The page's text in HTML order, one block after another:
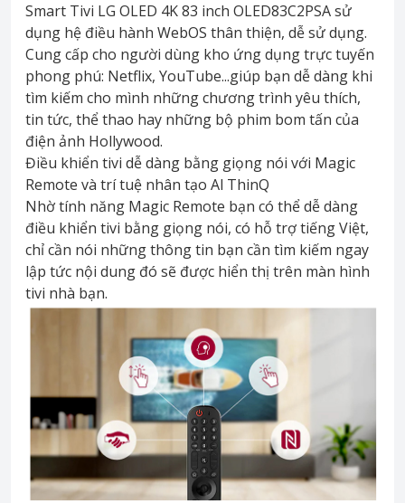
Smart Tivi LG OLED 4K 83 inch OLED83C2PSA sử
dụng hệ điều hành WebOS thân thiện, dễ sử dụng.
Cung cấp cho người dùng kho ứng dụng trực tuyến
phong phú: Netflix, YouTube...giúp bạn dễ dàng khi
tìm kiếm cho mình những chương trình yêu thích,
tin tức, thể thao hay những bộ phim bom tấn của
điện ảnh Hollywood.
Điều khiển tivi dễ dàng bằng giọng nói với Magic
Remote và trí tuệ nhân tạo Al ThinQ
Nhờ tính năng Magic Remote bạn có thể dễ dàng
điều khiển tivi bằng giọng nói, có hỗ trợ tiếng Việt,
chỉ cần nói những thông tin bạn cần tìm kiếm ngay
lập tức nội dung đó sẽ được hiển thị trên màn hình
tivi nhà bạn.